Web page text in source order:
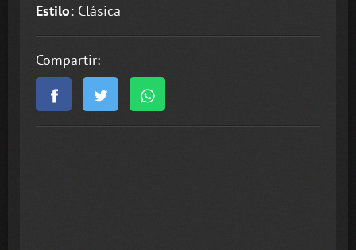
Estilo: Clásica
Compartir: